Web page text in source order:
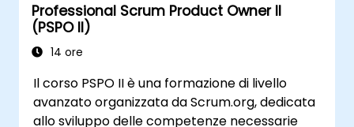
Professional Scrum Product Owner II
(PSPO II)
14 ore
Il corso PSPO II è una formazione di livello
avanzato organizzata da Scrum.org, dedicata
allo sviluppo delle competenze necessarie